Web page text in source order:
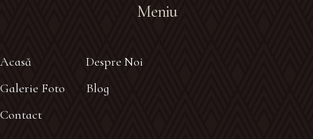
Meniu
Acasă
Despre Noi
Galerie Foto
Blog
Contact